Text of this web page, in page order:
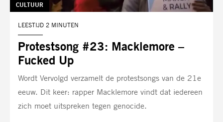
Protestsong #23: Macklemore –
Fucked Up
TAG:
CULTUUR
LEESTIJD 2 MINUTEN
Wordt Vervolgd verzamelt de protestsongs van de 21e
eeuw. Dit keer: rapper Macklemore vindt dat iedereen
zich moet uitspreken tegen genocide.